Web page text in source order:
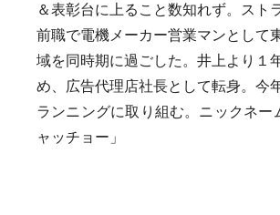
＆表彰台に上ること数知れず。スト
前職で電機メーカー営業マンとして
域を同時期に過ごした。井上より１
め、広告代理店社長として転身。今
ランニングに取り組む。ニックネー
ャッチョー」